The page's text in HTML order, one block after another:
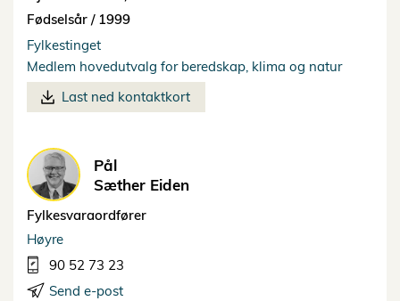
Fødselsår / 1999
Fylkestinget
Medlem hovedutvalg for beredskap, klima og natur
Last ned kontaktkort
Pål
Sæther Eiden
Fylkesvaraordfører
Høyre
90 52 73 23
Send e-post